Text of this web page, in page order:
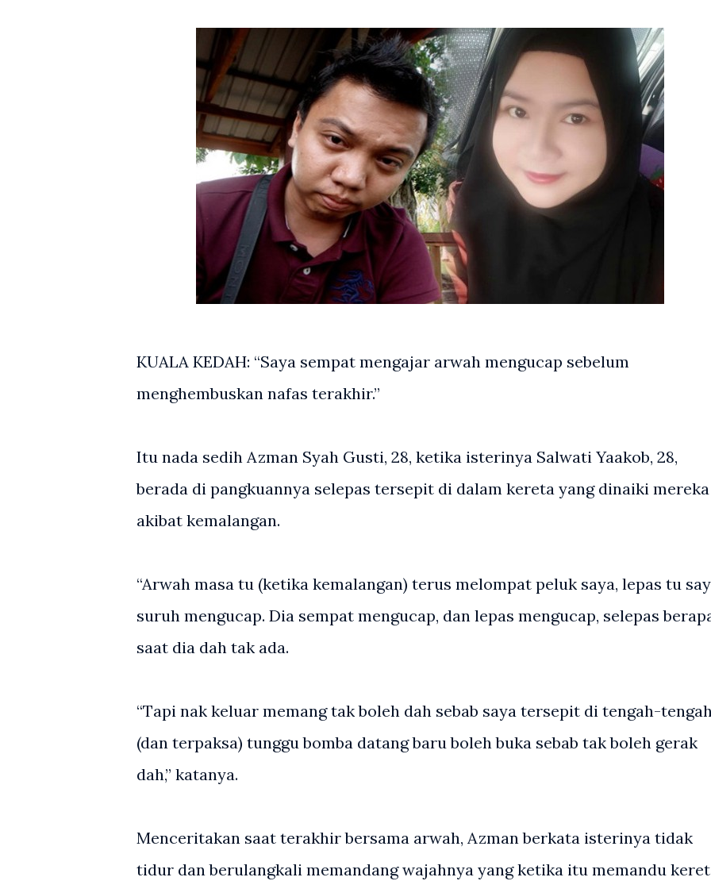
KUALA KEDAH: “Saya sempat mengajar arwah mengucap sebelum
menghembuskan nafas terakhir.”
Itu nada sedih Azman Syah Gusti, 28, ketika isterinya Salwati Yaakob, 28,
berada di pangkuannya selepas tersepit di dalam kereta yang dinaiki mereka
akibat kemalangan.
“Arwah masa tu (ketika kemalangan) terus melompat peluk saya, lepas tu
suruh mengucap. Dia sempat mengucap, dan lepas mengucap, selepas
saat dia dah tak ada.
“Tapi nak keluar memang tak boleh dah sebab saya tersepit di tengah-
(dan terpaksa) tunggu bomba datang baru boleh buka sebab tak boleh gerak
dah,” katanya.
Menceritakan saat terakhir bersama arwah, Azman berkata isterinya tidak
tidur dan berulangkali memandang wajahnya yang ketika itu memandu